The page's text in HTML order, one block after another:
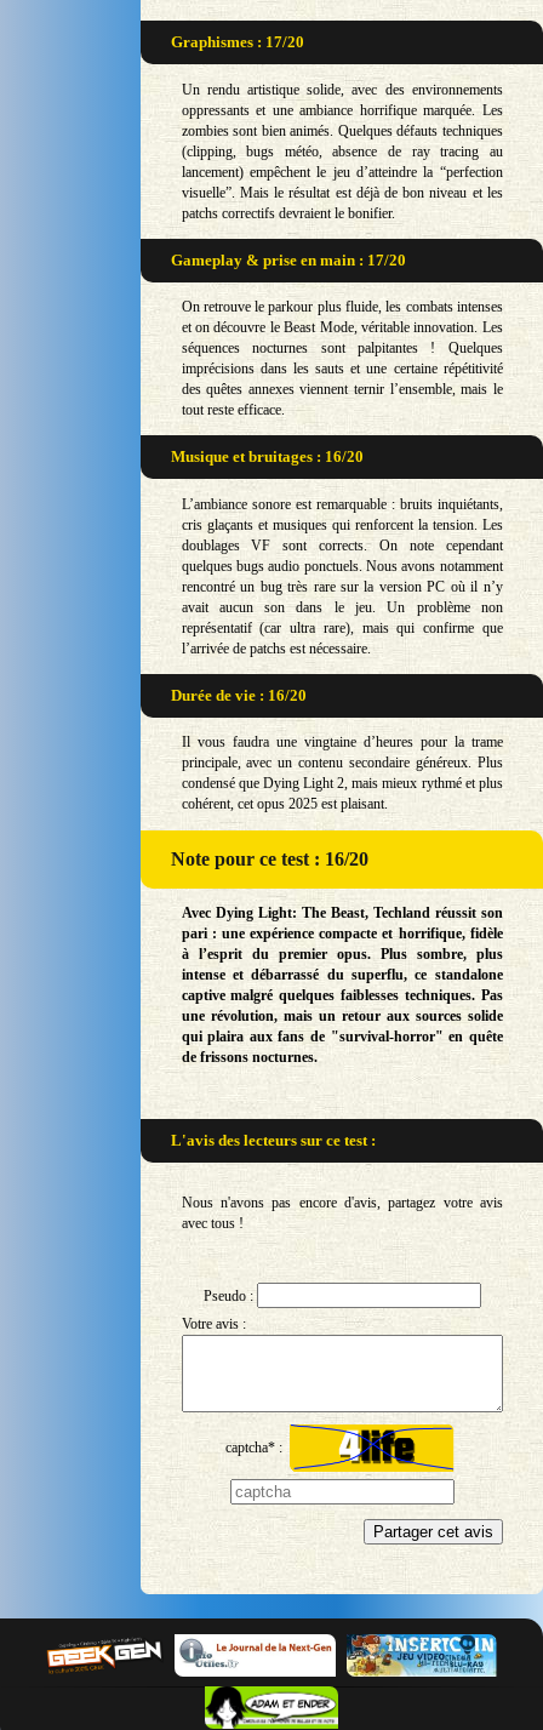
Graphismes : 17/20
Un rendu artistique solide, avec des environnements
oppressants et une ambiance horrifique marquée. Les
zombies sont bien animés. Quelques défauts techniques
(clipping, bugs météo, absence de ray tracing au
lancement) empêchent le jeu d’atteindre la “perfection
visuelle”. Mais le résultat est déjà de bon niveau et les
patchs correctifs devraient le bonifier.
Gameplay & prise en main : 17/20
On retrouve le parkour plus fluide, les combats intenses
et on découvre le Beast Mode, véritable innovation. Les
séquences nocturnes sont palpitantes ! Quelques
imprécisions dans les sauts et une certaine répétitivité
des quêtes annexes viennent ternir l’ensemble, mais le
tout reste efficace.
Musique et bruitages : 16/20
L’ambiance sonore est remarquable : bruits inquiétants,
cris glaçants et musiques qui renforcent la tension. Les
doublages VF sont corrects. On note cependant
quelques bugs audio ponctuels. Nous avons notamment
rencontré un bug très rare sur la version PC où il n’y
avait aucun son dans le jeu. Un problème non
représentatif (car ultra rare), mais qui confirme que
l’arrivée de patchs est nécessaire.
Durée de vie : 16/20
Il vous faudra une vingtaine d’heures pour la trame
principale, avec un contenu secondaire généreux. Plus
condensé que Dying Light 2, mais mieux rythmé et plus
cohérent, cet opus 2025 est plaisant.
Notepour ce test : 16/20
Avec Dying Light: The Beast, Techland réussit son
pari : une expérience compacte et horrifique, fidèle
à l’esprit du premier opus. Plus sombre, plus
intense et débarrassé du superflu, ce standalone
captive malgré quelques faiblesses techniques. Pas
une révolution, mais un retour aux sources solide
qui plaira aux fans de "survival-horror" en quête
de frissons nocturnes.
L'avis des lecteurs surce test :
Nous n'avons pas encore d'avis, partagez votre avis
avec tous !
Pseudo :
Votre avis :
captcha* :